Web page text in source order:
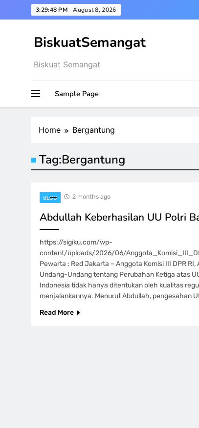
to
3:29:48 PM August 8, 2026
BiskuatSemangat
Biskuat Semangat
Sample Page
Home Bergantung
Tag:Bergantung
BLOG 2 months ago
Abdullah Keberhasilan UU Polri
https://sigiku.com/wp-
content/uploads/2026/06/
Pewarta : Red Jakarta – Anggota Komisi III DPR
Undang-Undang tentang Perubahan Ketiga atas
Indonesia tidak hanya ditentukan oleh kualitas
menjalankannya. Menurut Abdullah, pengesahan
Read More